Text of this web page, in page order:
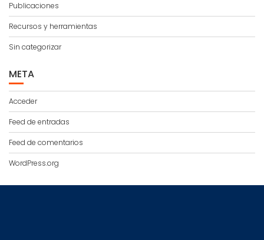
Publicaciones
Recursos y herramientas
Sin categorizar
META
Acceder
Feed de entradas
Feed de comentarios
WordPress.org